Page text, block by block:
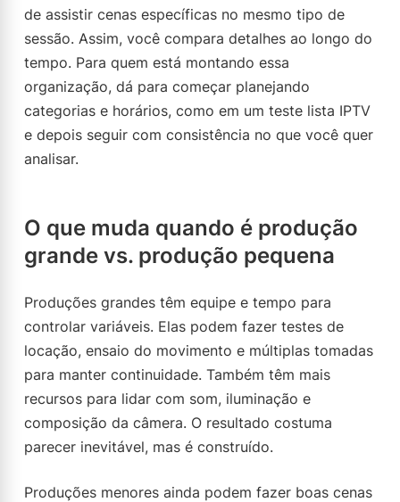
de assistir cenas específicas no mesmo tipo de
sessão. Assim, você compara detalhes ao longo do
tempo. Para quem está montando essa
organização, dá para começar planejando
categorias e horários, como em um teste lista IPTV
e depois seguir com consistência no que você quer
analisar.
O que muda quando é produção
grande vs. produção pequena
Produções grandes têm equipe e tempo para
controlar variáveis. Elas podem fazer testes de
locação, ensaio do movimento e múltiplas tomadas
para manter continuidade. Também têm mais
recursos para lidar com som, iluminação e
composição da câmera. O resultado costuma
parecer inevitável, mas é construído.
Produções menores ainda podem fazer boas cenas